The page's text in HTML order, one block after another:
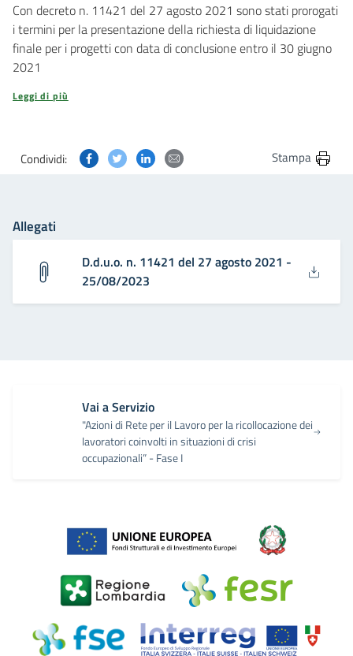
Con decreto n. 11421 del 27 agosto 2021 sono stati prorogati
i termini per la presentazione della richiesta di liquidazione
finale per i progetti con data di conclusione entro il 30 giugno
2021
Leggi di più
Condividi: Condividi questa pagina su Facebook
Condividi questa pagina su Twitter
Condividi questa pagina su Linkedin
Condividi questa pagina via
Stampa
Allegati
D.d.u.o. n. 11421 del 27 agosto 2021 -
25/08/2023
Vai a Servizio
"Azioni di Rete per il Lavoro per la ricollocazione dei
lavoratori coinvolti in situazioni di crisi
occupazionali” - Fase I